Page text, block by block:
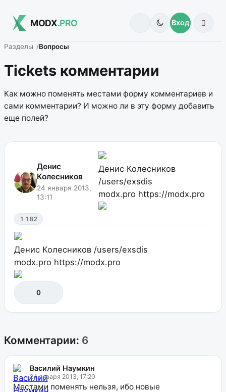
MODX.PRO Вход
Разделы Вопросы
Tickets комментарии
Как можно поменять местами форму комментариев и
сами комментарии? И можно ли в эту форму добавить
еще полей?
Денис
Колесников
24 января 2013,
13:11
Денис Колесников
/users/exsdis
modx.pro https://modx.pro
1 182
Денис Колесников /users/exsdis
modx.pro https://modx.pro
0
Комментарии: 6
Василий Наумкин
24 января 2013, 17:20
Местами поменять нельзя, ибо новые